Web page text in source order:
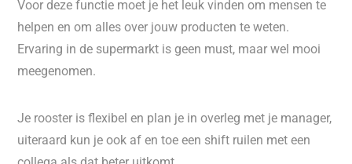
Voor deze functie moet je het leuk vinden om mensen te
helpen en om alles over jouw producten te weten.
Ervaring in de supermarkt is geen must, maar wel mooi
meegenomen.
Je rooster is flexibel en plan je in overleg met je manager,
uiteraard kun je ook af en toe een shift ruilen met een